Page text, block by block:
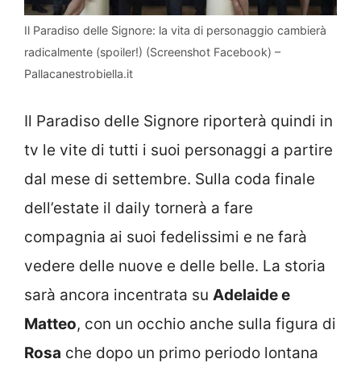
Il Paradiso delle Signore: la vita di personaggio cambierà
radicalmente (spoiler!) (Screenshot Facebook) –
Pallacanestrobiella.it
Il Paradiso delle Signore riporterà quindi in
tv le vite di tutti i suoi personaggi a partire
dal mese di settembre. Sulla coda finale
dell’estate il daily tornerà a fare
compagnia ai suoi fedelissimi e ne farà
vedere delle nuove e delle belle. La storia
sarà ancora incentrata su Adelaide e
Matteo, con un occhio anche sulla figura di
Rosa che dopo un primo periodo lontana